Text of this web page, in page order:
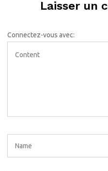
Laisser un
Connectez-vous avec: